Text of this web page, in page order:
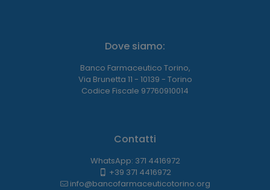
Dove siamo:
Banco Farmaceutico Torino,
Via Brunetta 11 - 10139 - Torino
Codice Fiscale 97760910014
Contatti
WhatsApp: 371 4416972
+39 371 4416972
info@bancofarmaceuticotorino.org